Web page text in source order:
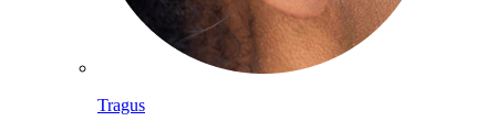
Tragus